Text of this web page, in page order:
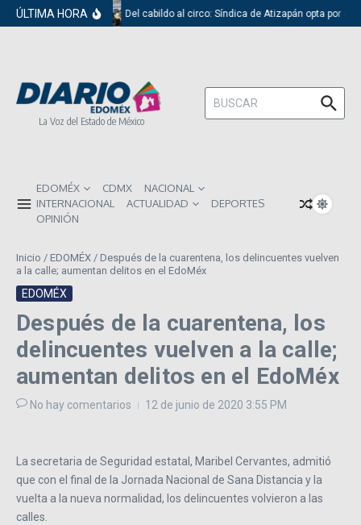
Saltar al contenido
ÚLTIMA HORA Del cabildo al circo: Síndica de Atizapán opta por el
La Voz del Estado de México
Buscar:
EDOMÉX CDMX
NACIONAL
INTERNACIONAL
ACTUALIDAD
DEPORTES
OPINIÓN
Inicio / EDOMÉX / Después de la cuarentena, los delincuentes vuelven
a la calle; aumentan delitos en el EdoMéx
EDOMÉX
Después de la cuarentena, los
delincuentes vuelven a la calle;
aumentan delitos en el EdoMéx
No hay comentarios 12 de junio de 2020 3:55 PM
La secretaria de Seguridad estatal, Maribel Cervantes, admitió
que con el final de la Jornada Nacional de Sana Distancia y la
vuelta a la nueva normalidad, los delincuentes volvieron a las
calles.